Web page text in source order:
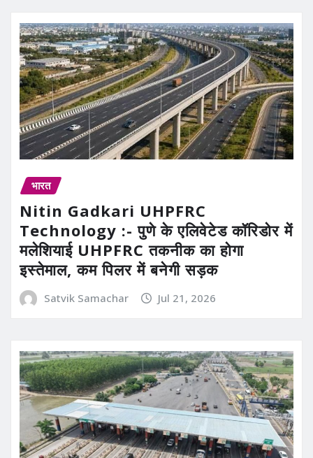
भारत
Nitin Gadkari UHPFRC
Technology :- पुणे के एलिवेटेड कॉरिडोर में
मलेशियाई UHPFRC तकनीक का होगा
इस्तेमाल, कम पिलर में बनेगी सड़क
Satvik Samachar Jul 21, 2026